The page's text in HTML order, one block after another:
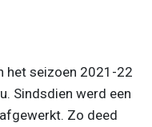
het seizoen 2021-22
Sindsdien werd een
Zo deed